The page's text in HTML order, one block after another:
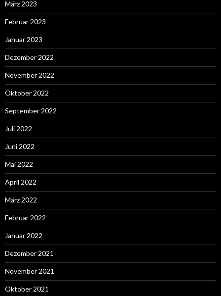
März 2023
Februar 2023
Januar 2023
Dezember 2022
November 2022
Oktober 2022
September 2022
Juli 2022
Juni 2022
Mai 2022
April 2022
März 2022
Februar 2022
Januar 2022
Dezember 2021
November 2021
Oktober 2021